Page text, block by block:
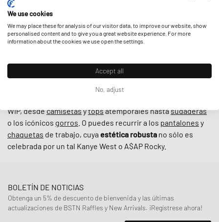
valoran el diseño refinado y la calidad. Gracias a una cierta
robustez, a una paleta de colores atemporal y a
colaboraciones bien elegidascon marcas como New
Balance o Converse, la ropa de Carhartt WIP es hoy en día
cuando la cultura callejera adoptó la marca por primera vez
en los años 90.
WIP, desdecamisetasytopsatemporales hastasudaderas
o los icónicos gorros . O puedes recurrir a los pantalones y
chaquetas de trabajo, cuya estética robusta no sólo es
celebrada por un tal Kanye West o A$AP Rocky.
BOLETÍN DE NOTICIAS
Obtenga un 5% de descuento de bienvenida y las últimas
actualizaciones de BSTN Raffles y New Arrivals. ¡Regístrese ahora!
We use cookies
We may place these for analysis of our visitor data, to improve our website, show
personalised content and to give you a great website experience. For more
information about the cookies we use open the settings.
Accept all
No, adjust